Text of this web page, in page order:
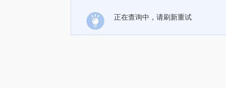
正在查询中，请刷新重试